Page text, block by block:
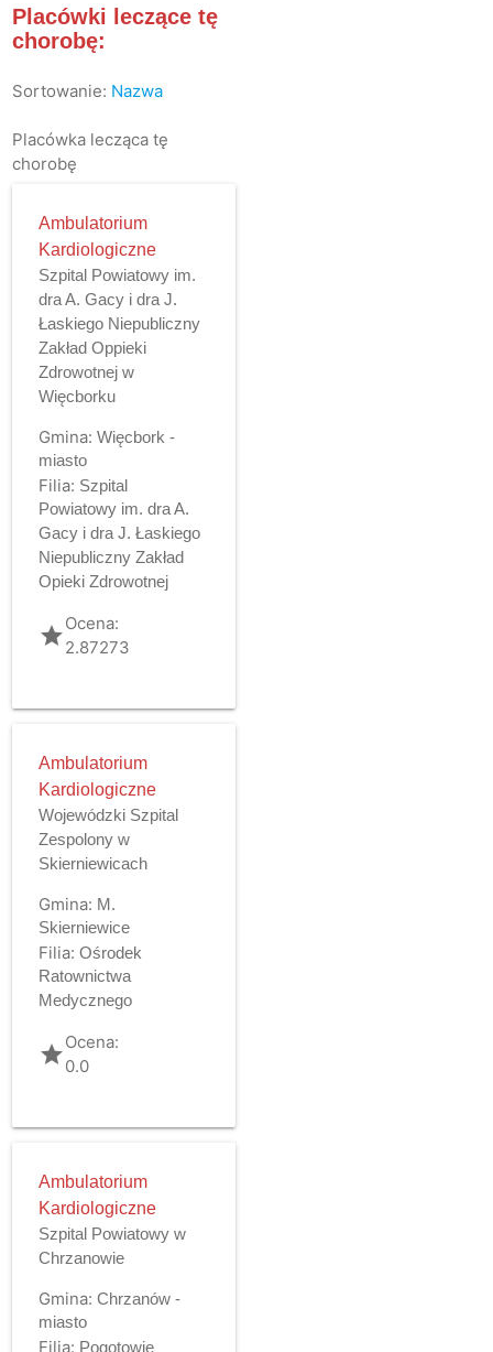
Placówki leczące tę
chorobę:
Sortowanie: Nazwa
Placówka lecząca tę
chorobę
Ambulatorium
Kardiologiczne
Szpital Powiatowy im.
dra A. Gacy i dra J.
Łaskiego Niepubliczny
Zakład Oppieki
Zdrowotnej w
Więcborku
Gmina: Więcbork -
miasto
Filia: Szpital
Powiatowy im. dra A.
Gacy i dra J. Łaskiego
Niepubliczny Zakład
Opieki Zdrowotnej
gradeOcena:
2.87273
Ambulatorium
Kardiologiczne
Wojewódzki Szpital
Zespolony w
Skierniewicach
Gmina: M.
Skierniewice
Filia: Ośrodek
Ratownictwa
Medycznego
gradeOcena:
0.0
Ambulatorium
Kardiologiczne
Szpital Powiatowy w
Chrzanowie
Gmina: Chrzanów -
miasto
Filia: Pogotowie